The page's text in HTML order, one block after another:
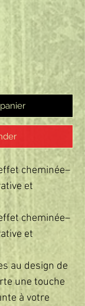
cheminée–
et
cheminée–
et
au design de
une touche
à votre